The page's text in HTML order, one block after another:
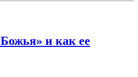
и как ее